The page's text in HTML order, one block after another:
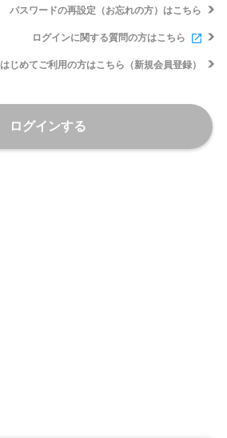
パスワードの再設定（お忘れの方）はこちら
ログインに関する質問の方はこちら
はじめてご利用の方はこちら（新規会員登録）
ログインする